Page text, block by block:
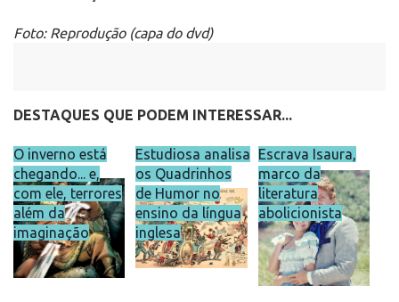
Foto: Reprodução (capa do dvd)
DESTAQUES QUE PODEM INTERESSAR...
O inverno está
chegando... e,
com ele, terrores
além da
imaginação
Estudiosa analisa
os Quadrinhos
de Humor no
ensino da língua
inglesa
Escrava Isaura,
marco da
literatura
abolicionista